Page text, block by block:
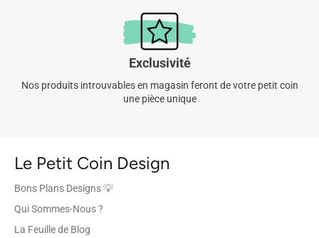
Exclusivité
Nos produits introuvables en magasin feront de votre petit coin
une pièce unique
Le Petit Coin Design
Bons Plans Designs 💡
Qui Sommes-Nous ?
La Feuille de Blog